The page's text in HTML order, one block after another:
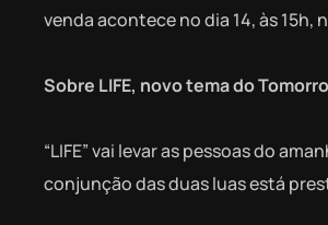
venda acontece no dia 14, às 15h,
Sobre LIFE, novo tema do
“LIFE” vai levar as pessoas do
conjunção das duas luas está